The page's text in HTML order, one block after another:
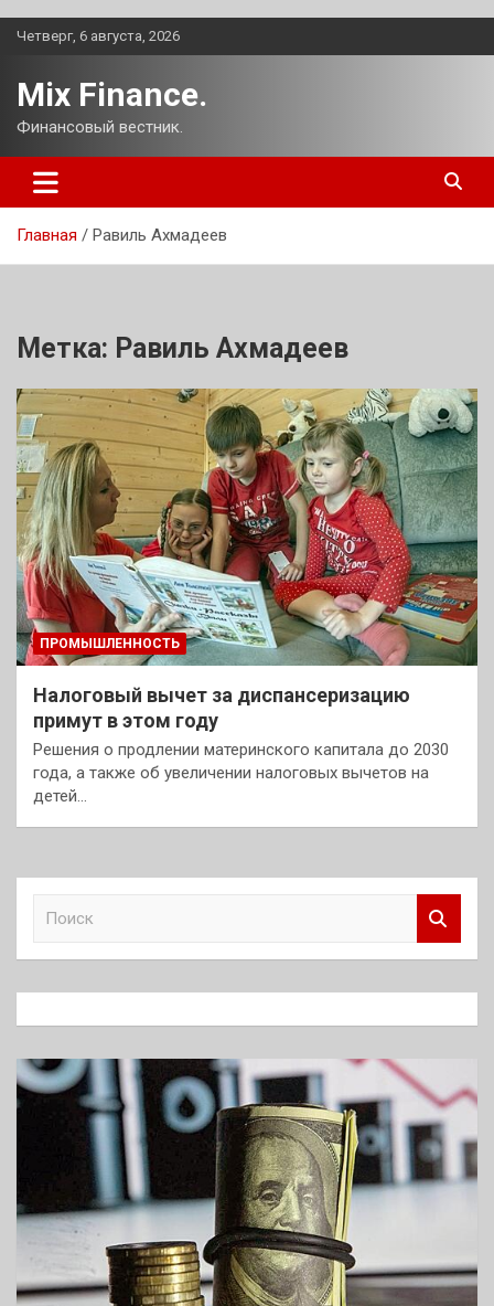
Перейти
Четверг, 6 августа, 2026
Mix Finance.
Финансовый вестник.
Главная Равиль Ахмадеев
Метка: Равиль Ахмадеев
ПРОМЫШЛЕННОСТЬ
Налоговый вычет за диспансеризацию
примут в этом году
Решения о продлении материнского капитала до 2030
года, а также об увеличении налоговых вычетов на
детей…
к